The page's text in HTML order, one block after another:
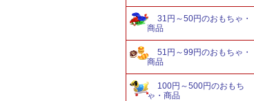
31円～50円のおもちゃ・
商品
51円～99円のおもちゃ・
商品
100円～500円のおもち
ゃ・商品